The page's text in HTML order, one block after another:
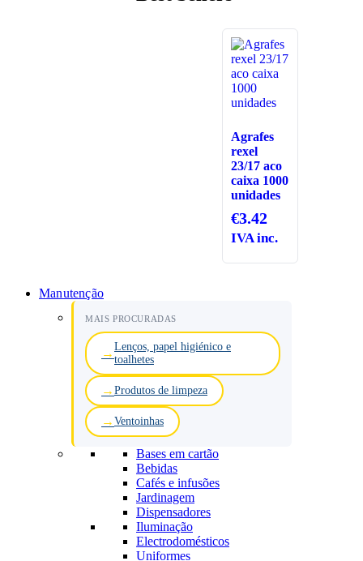
Agrafes
rexel
23/17 aco
caixa 1000
unidades
€3.42
IVA inc.
Manutenção
MAIS PROCURADAS
Lenços, papel higiénico e
toalhetes
Produtos de limpeza
Ventoinhas
Bases em cartão
Bebidas
Cafés e infusões
Jardinagem
Dispensadores
Iluminação
Electrodomésticos
Uniformes